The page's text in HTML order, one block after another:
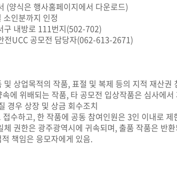
양식은 행사홈페이지에서 다운로드)
인분까지 인정
구 내방로 111번지(502-702)
UCC 공모전 담당자(062-613-2671)
상업목적의 작품, 표절 및 복제 등의 지적 재산권
에 위배되는 작품, 타 공모전 입상작품은 심사에서
우 상장 및 상금 회수조치
수하고, 한 작품에 공동 참여인원은 3인 이내로 제
권한은 광주광역시에 귀속되며, 출품 작품은 반
책임은 응모자에게 있음.